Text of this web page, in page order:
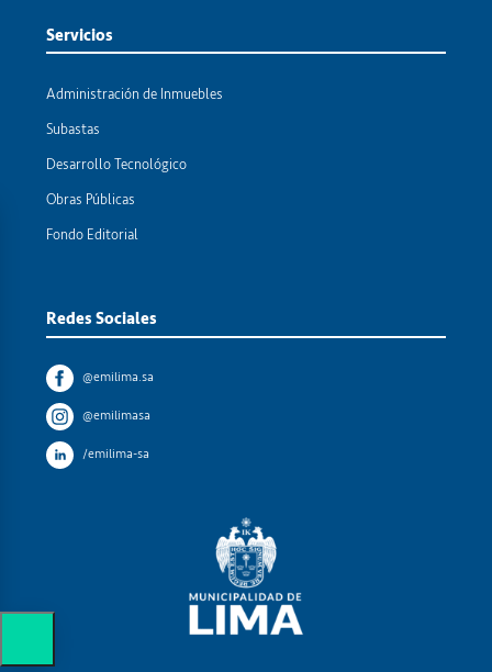
Servicios
Administración de Inmuebles
Subastas
Desarrollo Tecnológico
Obras Públicas
Fondo Editorial
Redes Sociales
@emilima.sa
@emilimasa
/emilima-sa